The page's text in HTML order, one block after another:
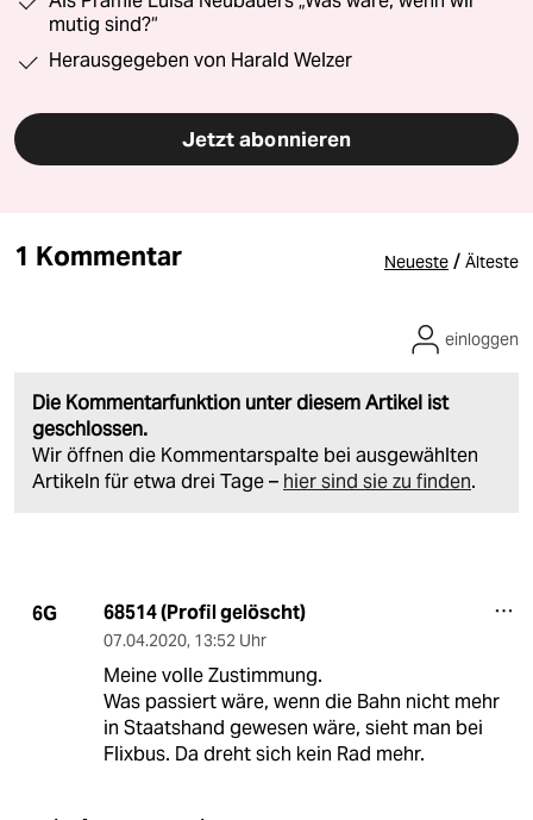
mutig sind?“
Herausgegeben von Harald Welzer
Jetzt abonnieren
1 Kommentar Neueste / Älteste
Die Kommentarfunktion unter diesem Artikel ist
geschlossen.
Wir öffnen die Kommentarspalte bei ausgewählten
Artikeln für etwa drei Tage – hier sind sie zu finden.
einloggen
6G 68514 (Profil gelöscht)
07.04.2020, 13:52 Uhr
Meine volle Zustimmung.
Was passiert wäre, wenn die Bahn nicht mehr
in Staatshand gewesen wäre, sieht man bei
Flixbus. Da dreht sich kein Rad mehr.